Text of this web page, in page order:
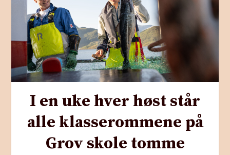
I en uke hver høst står
alle klasserommene på
Grov skole tomme